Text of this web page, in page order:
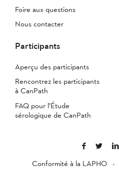
Foire aux questions
Nous contacter
Participants
Aperçu des participants
Rencontrez les participants
à CanPath
FAQ pour l’Étude
sérologique de CanPath
Conformité à la LAPHO